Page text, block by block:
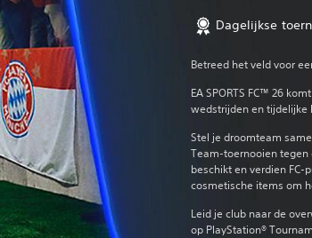
Dagelijkse
Betreed het veld voor
EA SPORTS FC™ 26
wedstrijden en tijdelijke
Stel je droomteam
Team-toernooien tegen
beschikt en verdien
cosmetische items om
Leid je club naar de
op PlayStation®